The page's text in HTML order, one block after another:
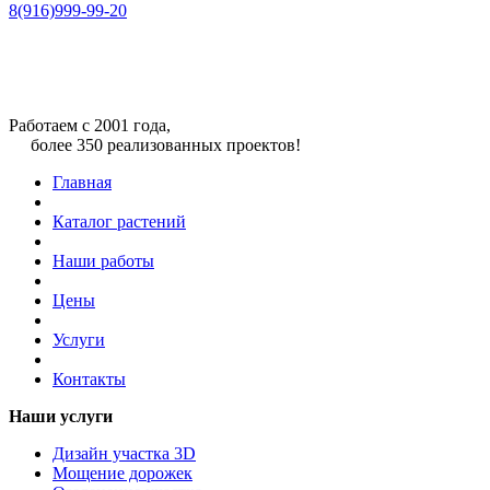
8(916)999-99-20
Работаем с 2001 года,
более 350 реализованных проектов!
Главная
Каталог растений
Наши работы
Цены
Услуги
Контакты
Наши услуги
Дизайн участка 3D
Мощение дорожек